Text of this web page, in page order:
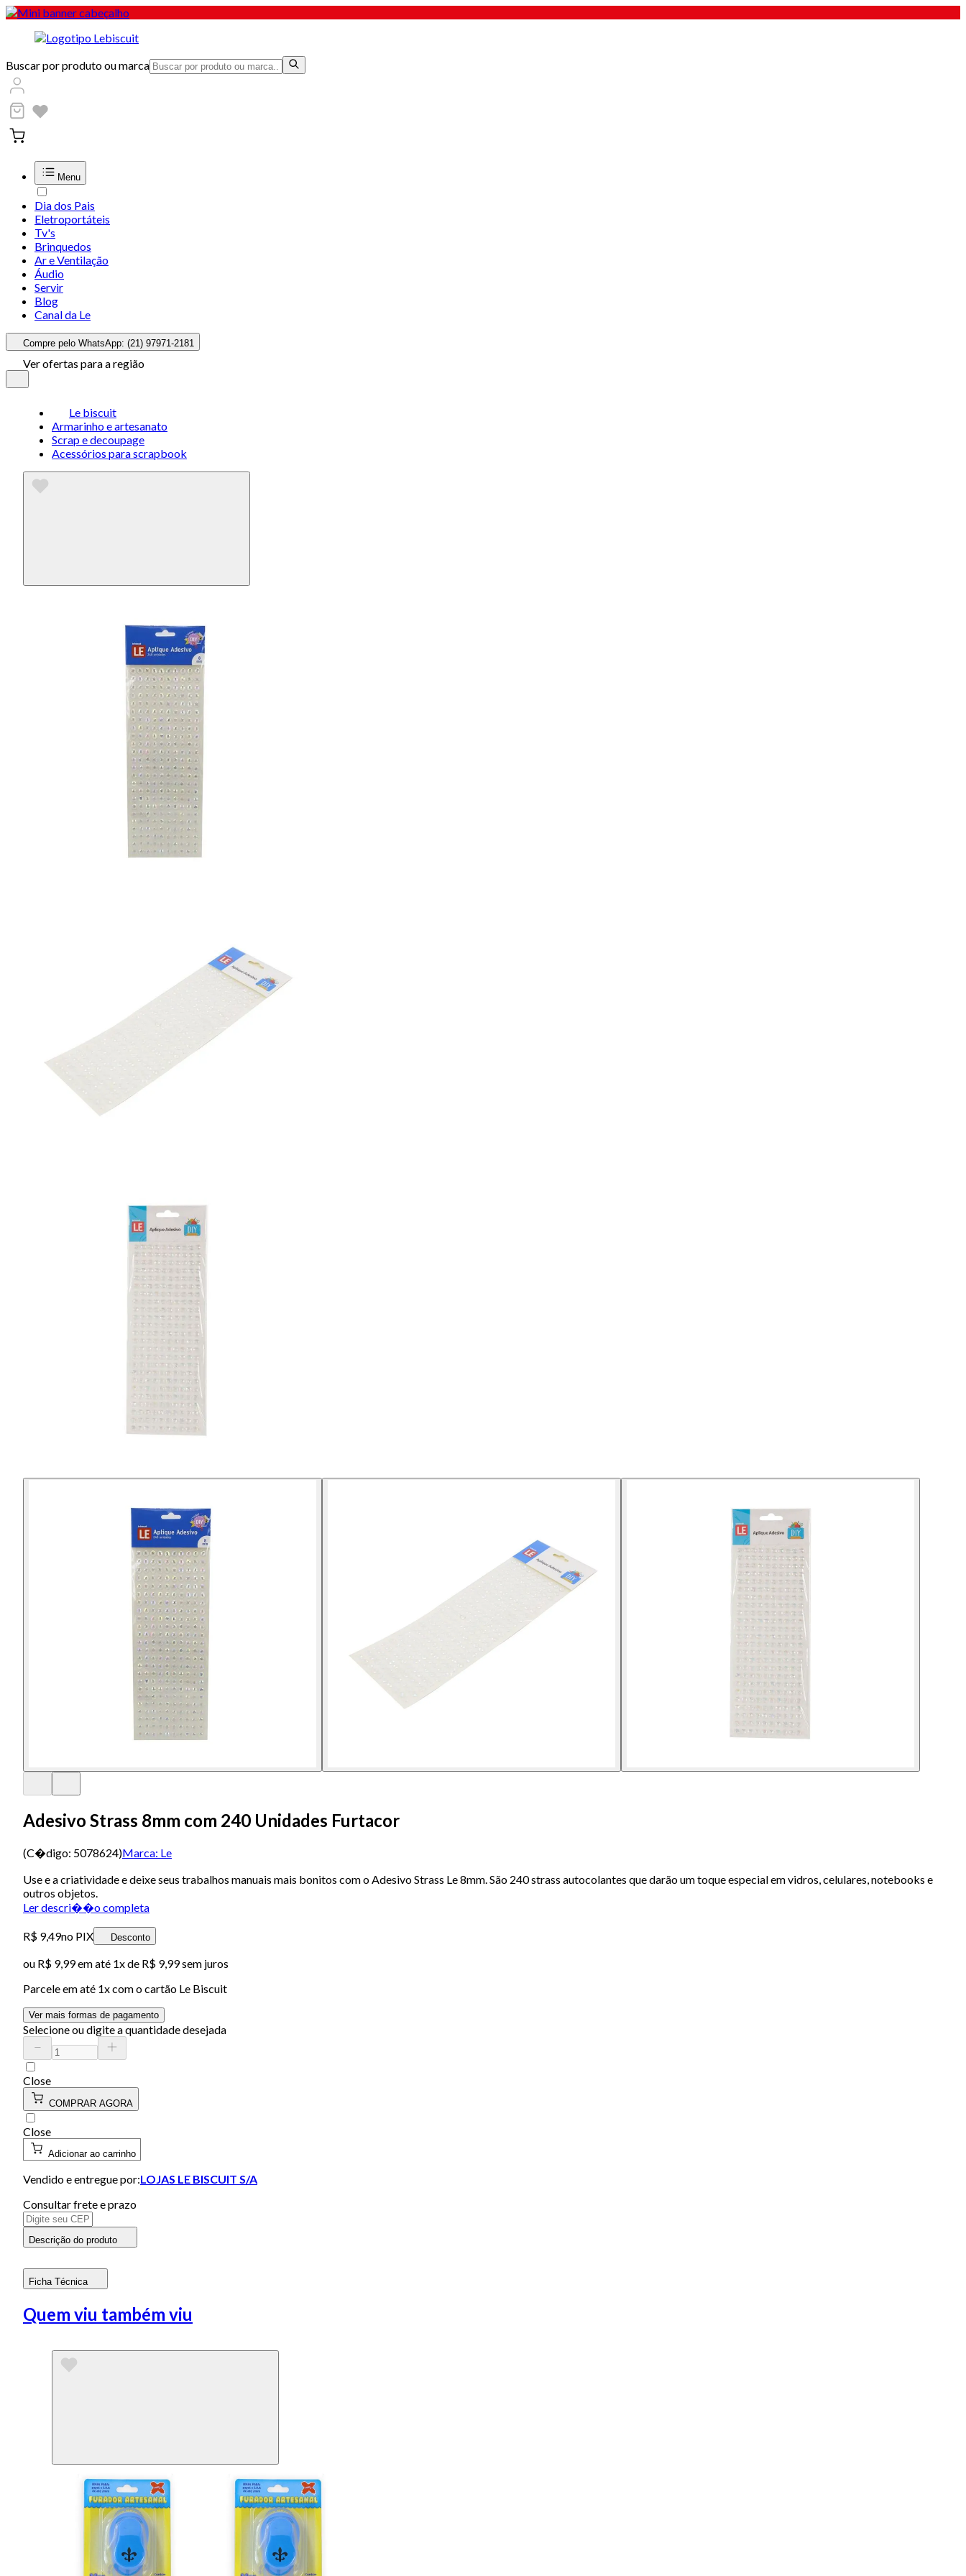
Buscar por produto ou marca
Menu
Dia dos Pais
Eletroportáteis
Tv's
Brinquedos
Ar e Ventilação
Áudio
Servir
Blog
Canal da Le
Compre pelo WhatsApp: (21) 97971-2181
Ver ofertas para a região
Le biscuit
Armarinho e artesanato
Scrap e decoupage
Acessórios para scrapbook
Adesivo Strass 8mm com 240 Unidades Furtacor
(C�digo: 5078624)Marca: Le
Use e a criatividade e deixe seus trabalhos manuais mais bonitos com o Adesivo Strass Le 8mm. São 240 strass autocolantes que darão um toque especial em vidros, celulares, notebooks e
outros objetos.
Ler descri��o completa
R$ 9,49no PIX Desconto
ou R$ 9,99em até 1x de R$ 9,99sem juros
Parcele em até 1x com o cartão Le Biscuit
Ver mais formas de pagamento
Selecione ou digite a quantidade desejada
Close
COMPRAR AGORA
Close
Adicionar ao carrinho
Vendido e entregue por:LOJAS LE BISCUIT S/A
Consultar frete e prazo
Descrição do produto
Ficha Técnica
Quem viu também viu